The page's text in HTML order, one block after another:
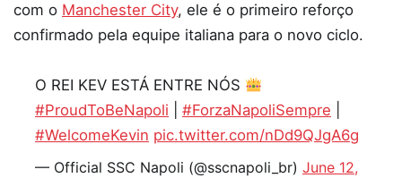
com o Manchester City, ele é o primeiro reforço
confirmado pela equipe italiana para o novo ciclo.
O REI KEV ESTÁ ENTRE NÓS
#ProudToBeNapoli
#ForzaNapoliSempre
#WelcomeKevin pic.twitter.com/nDd9QJgA6g
— Official SSC Napoli (@sscnapoli_br) June 12,